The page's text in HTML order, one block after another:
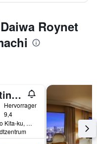
Roynet
InterContinental Osaka by IHG
Hervorragend
9,4
3-60, Ofuka-Cho Kita-ku, Ōsaka, Japan